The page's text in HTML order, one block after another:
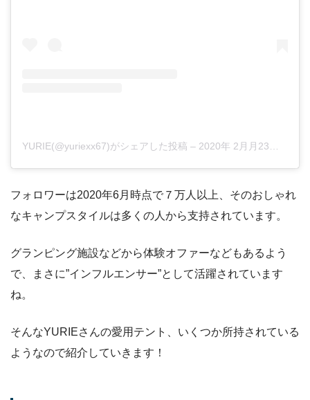
YURIE(@yuriexx67)がシェアした投稿 – 2020年 2月月23日午前4時29分PST
フォロワーは2020年6月時点で７万人以上、そのおしゃれ
なキャンプスタイルは多くの人から支持されています。
グランピング施設などから体験オファーなどもあるよう
で、まさに”インフルエンサー”として活躍されています
ね。
そんなYURIEさんの愛用テント、いくつか所持されている
ようなので紹介していきます！